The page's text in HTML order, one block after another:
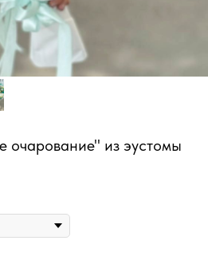
очарование" из эустомы